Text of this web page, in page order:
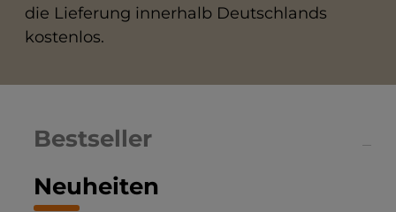
die Lieferung innerhalb Deutschlands
kostenlos.
Neuheiten
Bestseller